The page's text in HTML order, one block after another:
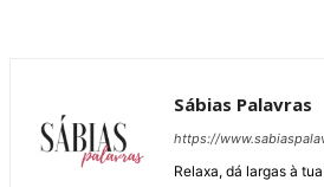
Sábias Palavras
https://
Relaxa, dá largas à